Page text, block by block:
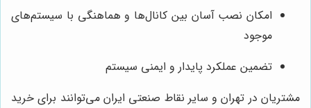
امکان نصب آسان بین کانال‌ها و هماهنگی با سیستم‌های
موجود
تضمین عملکرد پایدار و ایمنی سیستم
مشتریان در تهران و سایر نقاط صنعتی ایران می‌توانند برای خرید